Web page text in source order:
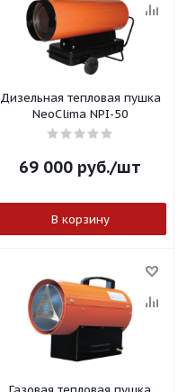
Дизельная тепловая пушка
NeoClima NPI-50
69 000 руб./шт
В корзину